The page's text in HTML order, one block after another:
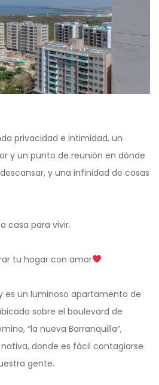
privacidad e intimidad, un
y un punto de reunión en dónde
y una infinidad de cosas
casa para vivir.
tu hogar con amor
es un luminoso apartamento de
sobre el boulevard de
“la nueva Barranquilla”,
donde es fácil contagiarse
gente.